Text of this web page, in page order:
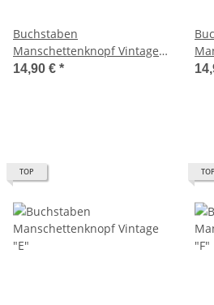
Buchstaben
Manschettenknopf Vintage
"C"
14,90 € *
"D"
TOP TOP